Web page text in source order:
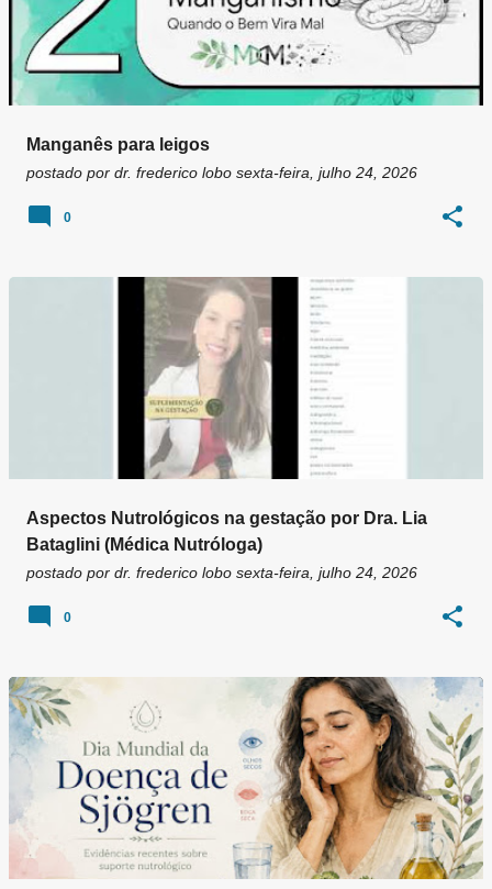
Manganês para leigos
postado por dr. frederico lobo sexta-feira, julho 24, 2026
0
Aspectos Nutrológicos na gestação por Dra. Lia
Bataglini (Médica Nutróloga)
postado por dr. frederico lobo sexta-feira, julho 24, 2026
0